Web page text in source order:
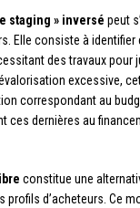
staging » inversé peut
Elle consiste à identifier
des travaux pour
excessive,
correspondant au
ces dernières au
constitue une
profils d’acheteurs. Ce